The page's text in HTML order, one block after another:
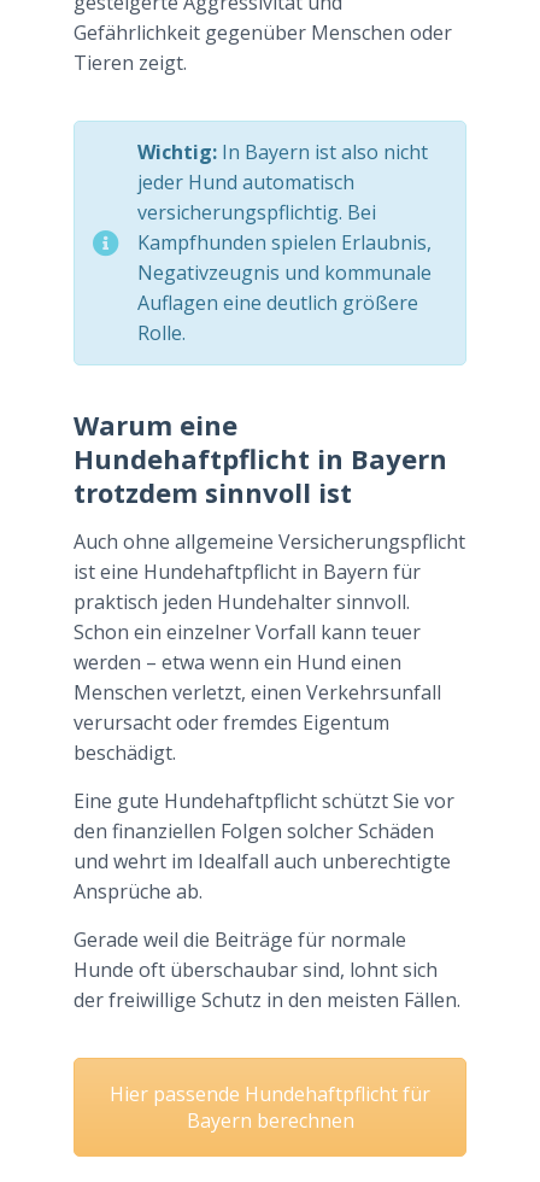
Gefährlichkeit gegenüber Menschen oder
Tieren zeigt.
Wichtig:In Bayern ist also nicht
jeder Hund automatisch
versicherungspflichtig. Bei
Kampfhunden spielen Erlaubnis,
Negativzeugnis und kommunale
Auflagen eine deutlich größere
Rolle.
Warum eine
Hundehaftpflicht in Bayern
trotzdem sinnvoll ist
Auch ohne allgemeine Versicherungspflicht
ist eine Hundehaftpflicht in Bayern für
praktisch jeden Hundehalter sinnvoll.
Schon ein einzelner Vorfall kann teuer
werden – etwa wenn ein Hund einen
Menschen verletzt, einen Verkehrsunfall
verursacht oder fremdes Eigentum
beschädigt.
Eine gute Hundehaftpflicht schützt Sie vor
den finanziellen Folgen solcher Schäden
und wehrt im Idealfall auch unberechtigte
Ansprüche ab.
Gerade weil die Beiträge für normale
Hunde oft überschaubar sind, lohnt sich
der freiwillige Schutz in den meisten Fällen.
Hier passende Hundehaftpflicht für
Bayern berechnen